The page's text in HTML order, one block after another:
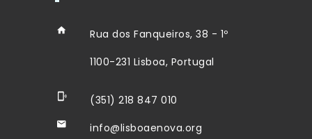
Rua dos Fanqueiros, 38 - 1º
1100-231 Lisboa, Portugal
(351) 218 847 010
info@lisboaenova.org